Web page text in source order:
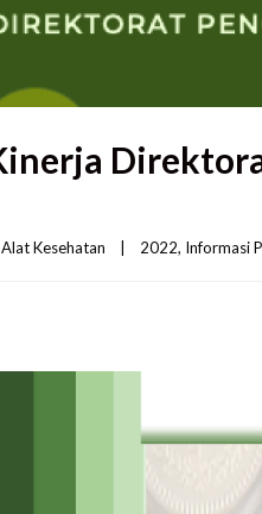
Kesehatan 2022, Informasi